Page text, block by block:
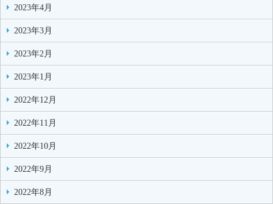
2023年4月
2023年3月
2023年2月
2023年1月
2022年12月
2022年11月
2022年10月
2022年9月
2022年8月